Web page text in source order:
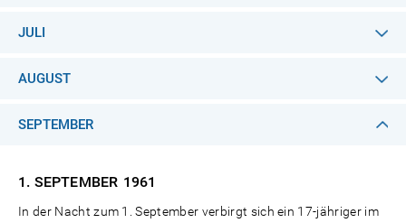
JULI
AUGUST
SEPTEMBER
1. SEPTEMBER 1961
In der Nacht zum 1. September verbirgt sich ein 17-jähriger im